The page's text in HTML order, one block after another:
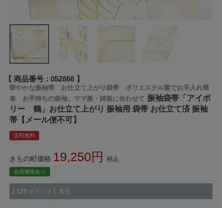
商品番号 052866
華やかな振袖帯 お仕立て上がり袋帯 ポリエステル製でお手入れ簡
単 お手持ちの振袖、ママ振・姉振に合わせて 振袖袋帯「アイボ
リー 鶴」お仕立て上がり 振袖用 袋帯 お仕立て済 振袖
帯【メール便不可】
送料無料
きもの町価格 19,250 税込
会員価格あり
【 175 ポイント】進呈